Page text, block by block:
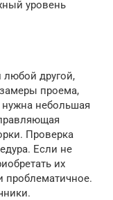
уровень
любой другой,
проема,
нужна небольшая
Проверка
Если не
их
проблематичное.